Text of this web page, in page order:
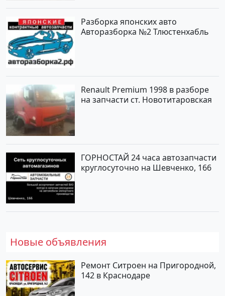
Разборка японских авто
Авторазборка №2 Тлюстенхабль
Renault Premium 1998 в разборе
на запчасти ст. Новотитаровская
ГОРНОСТАЙ 24 часа автозапчасти
круглосуточно на Шевченко, 166
Новые объявления
Ремонт Ситроен на Пригородной,
142 в Краснодаре